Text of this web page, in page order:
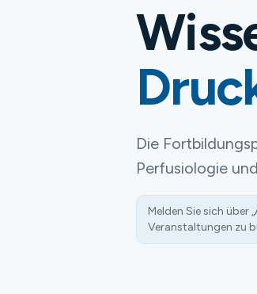
Die
Perfusiologie
Melden Sie sich über
Veranstaltungen zu